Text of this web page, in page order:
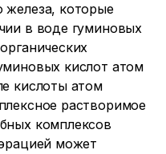
железа, которые
в воде гуминовых
кислот атом
кислоты атом
растворимое
комплексов
может